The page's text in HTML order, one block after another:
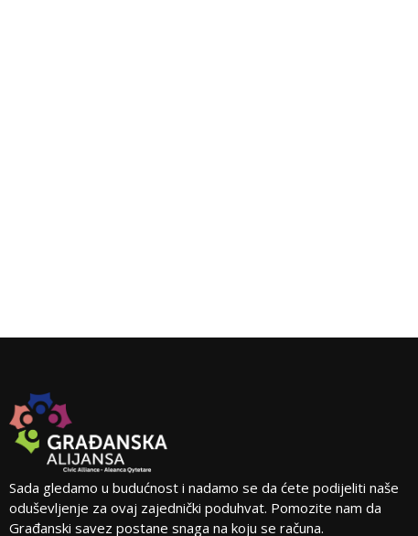
Sada gledamo u budućnost i nadamo se da ćete podijeliti naše
oduševljenje za ovaj zajednički poduhvat. Pomozite nam da
Građanski savez postane snaga na koju se računa.